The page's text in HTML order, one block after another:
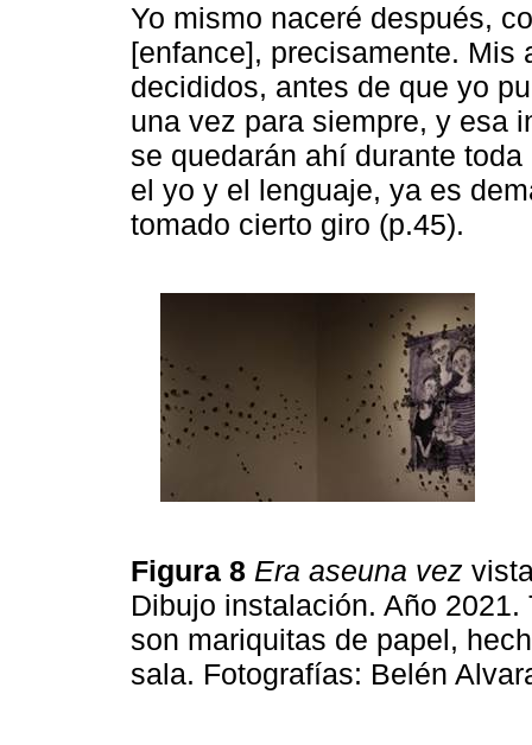
Yo mismo naceré después,
[enfance], precisamente. Mis
decididos, antes de que yo
una vez para siempre, y esa
se quedarán ahí durante
el yo y el lenguaje, ya es
tomado cierto giro (p.45).
Figura 8 Era aseuna vez
Dibujo instalación. Año
son mariquitas de papel,
sala. Fotografías: Belén